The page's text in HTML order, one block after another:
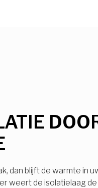
dan blijft de warmte in
weert de isolatielaag